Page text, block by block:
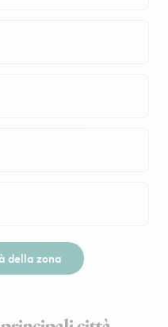
della zona